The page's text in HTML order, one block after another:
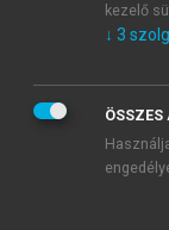
kezelő
↓ 3
ÖSSZES